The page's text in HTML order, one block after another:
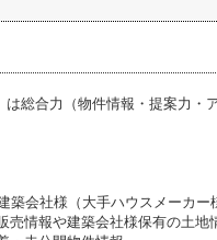
は総合力（物件情報・提案力・
築会社様（大手ハウスメーカー
売情報や建築会社様保有の土地